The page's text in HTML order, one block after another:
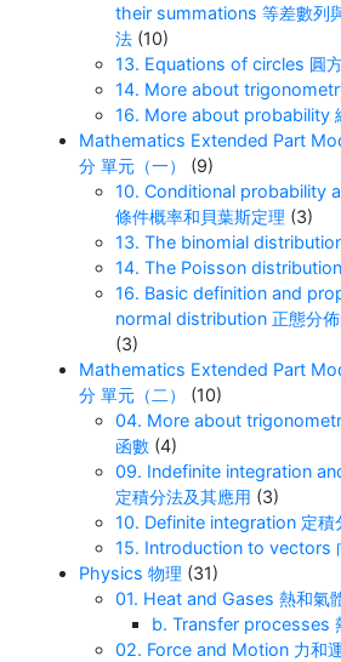
their summations 等差數列
法 (10)
13. Equations of circles 圓
14. More about
16. More about probability
Mathematics Extended Part
分 單元（一）
(9)
10. Conditional probability
條件概率和貝葉斯定理 (3)
13. The binomial
14. The Poisson
16. Basic definition and
normal distribution 正態分
(3)
Mathematics Extended Part
分 單元（二）
(10)
04. More about
函數 (4)
09. Indefinite integration
定積分法及其應用 (3)
10. Definite integration 定積
15. Introduction to vectors
Physics 物理 (31)
01. Heat and Gases 熱和氣
b. Transfer processes
02. Force and Motion 力和